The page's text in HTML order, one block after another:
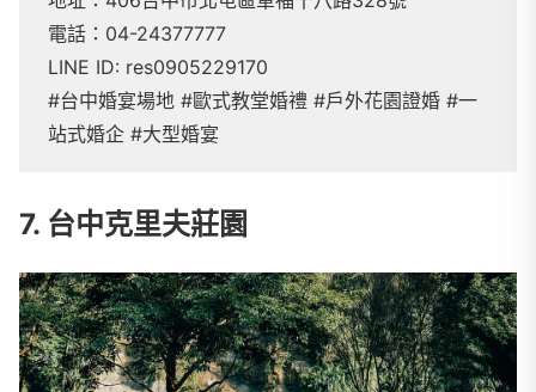
電話：04-24377777
LINE ID: res0905229170
#台中婚宴場地 #歐式教堂婚禮 #戶外花園證婚 #一
站式婚企 #大型婚宴
7. 台中克里夫莊園